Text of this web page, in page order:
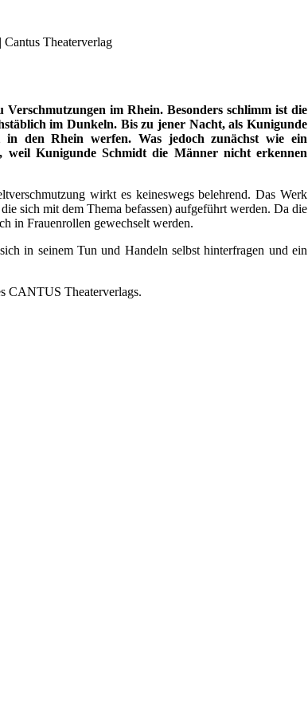
im Rhein. Besonders schlimm ist die
im Dunkeln. Bis zu jener Nacht, als Kunigunde
den Rhein werfen. Was jedoch zunächst wie ein
weil Kunigunde Schmidt die Männer nicht erkennen
wirkt es keineswegs belehrend. Das Werk
sich mit dem Thema befassen) aufgeführt werden. Da die
in Frauenrollen gewechselt werden.
in seinem Tun und Handeln selbst hinterfragen und ein
CANTUS Theaterverlags.